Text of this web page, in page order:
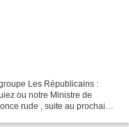
Les Républicains :
ou notre Ministre de
rude , suite au prochain